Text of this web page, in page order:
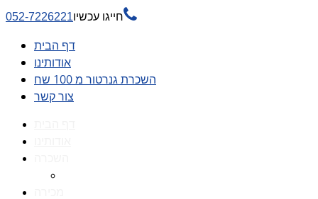
חייגו עכשיו052-7226221 
דף הבית
אודותינו
השכרת גנרטור מ 100 שח
צור קשר